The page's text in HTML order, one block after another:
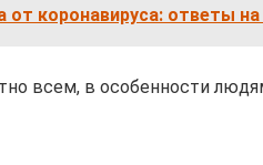
от коронавируса: ответы
всем, в особенности